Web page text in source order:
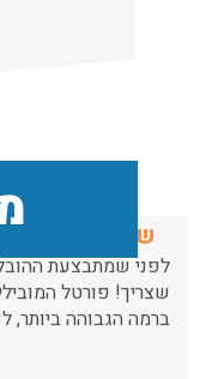
העברת פריטים
לפני שמתבצעת
שצריך! פורטל
ברמה הגבוהה ביותר,
הובלות בתל